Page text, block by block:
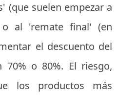
(que suelen empezar a
al 'remate final' (en
el descuento del
70% o 80%. El riesgo,
los productos más